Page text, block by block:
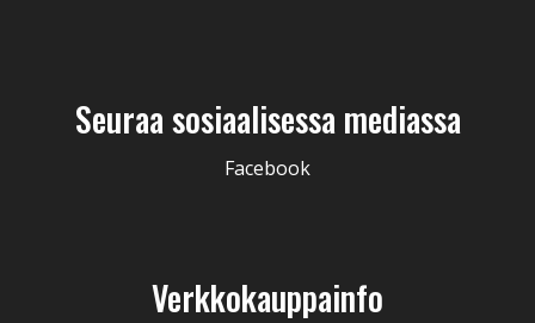
Seuraa sosiaalisessa mediassa
Facebook
Verkkokauppainfo